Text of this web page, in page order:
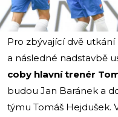
Pro zbývající dvě
a následné nadstavbě
coby hlavní trenér
budou Jan Baránek a
týmu Tomáš Hejdušek.